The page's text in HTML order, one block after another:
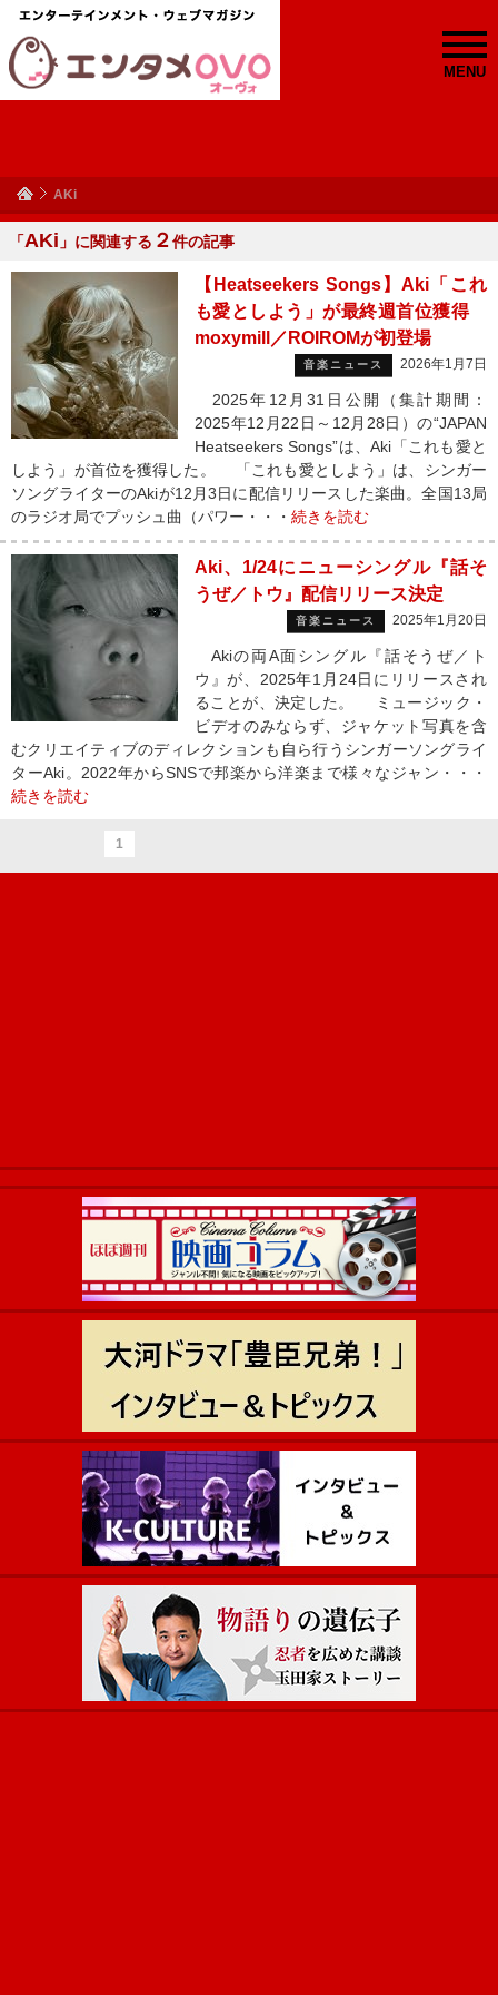
MENU
AKi
「AKi 」に関連する ２件の記事
【Heatseekers Songs】Aki「これ
も愛としよう」が最終週首位獲得
moxymill／ROIROMが初登場
音楽ニュース 2026年1月7日
2025年12月31日公開（集計期間：
2025年12月22日～12月28日）の“JAPAN
Heatseekers Songs”は、Aki「これも愛と
しよう」が首位を獲得した。 「これも愛としよう」は、シンガー
ソングライターのAkiが12月3日に配信リリースした楽曲。全国13局
のラジオ局でプッシュ曲（パワー・・・ 続きを読む
Aki、1/24にニューシングル『話そ
うぜ／トウ』配信リリース決定
音楽ニュース 2025年1月20日
Akiの両A面シングル『話そうぜ／ト
ウ』が、2025年1月24日にリリースされ
ることが、決定した。 ミュージック・
ビデオのみならず、ジャケット写真を含
むクリエイティブのディレクションも自ら行うシンガーソングライ
ターAki。2022年からSNSで邦楽から洋楽まで様々なジャン・・・
続きを読む
1